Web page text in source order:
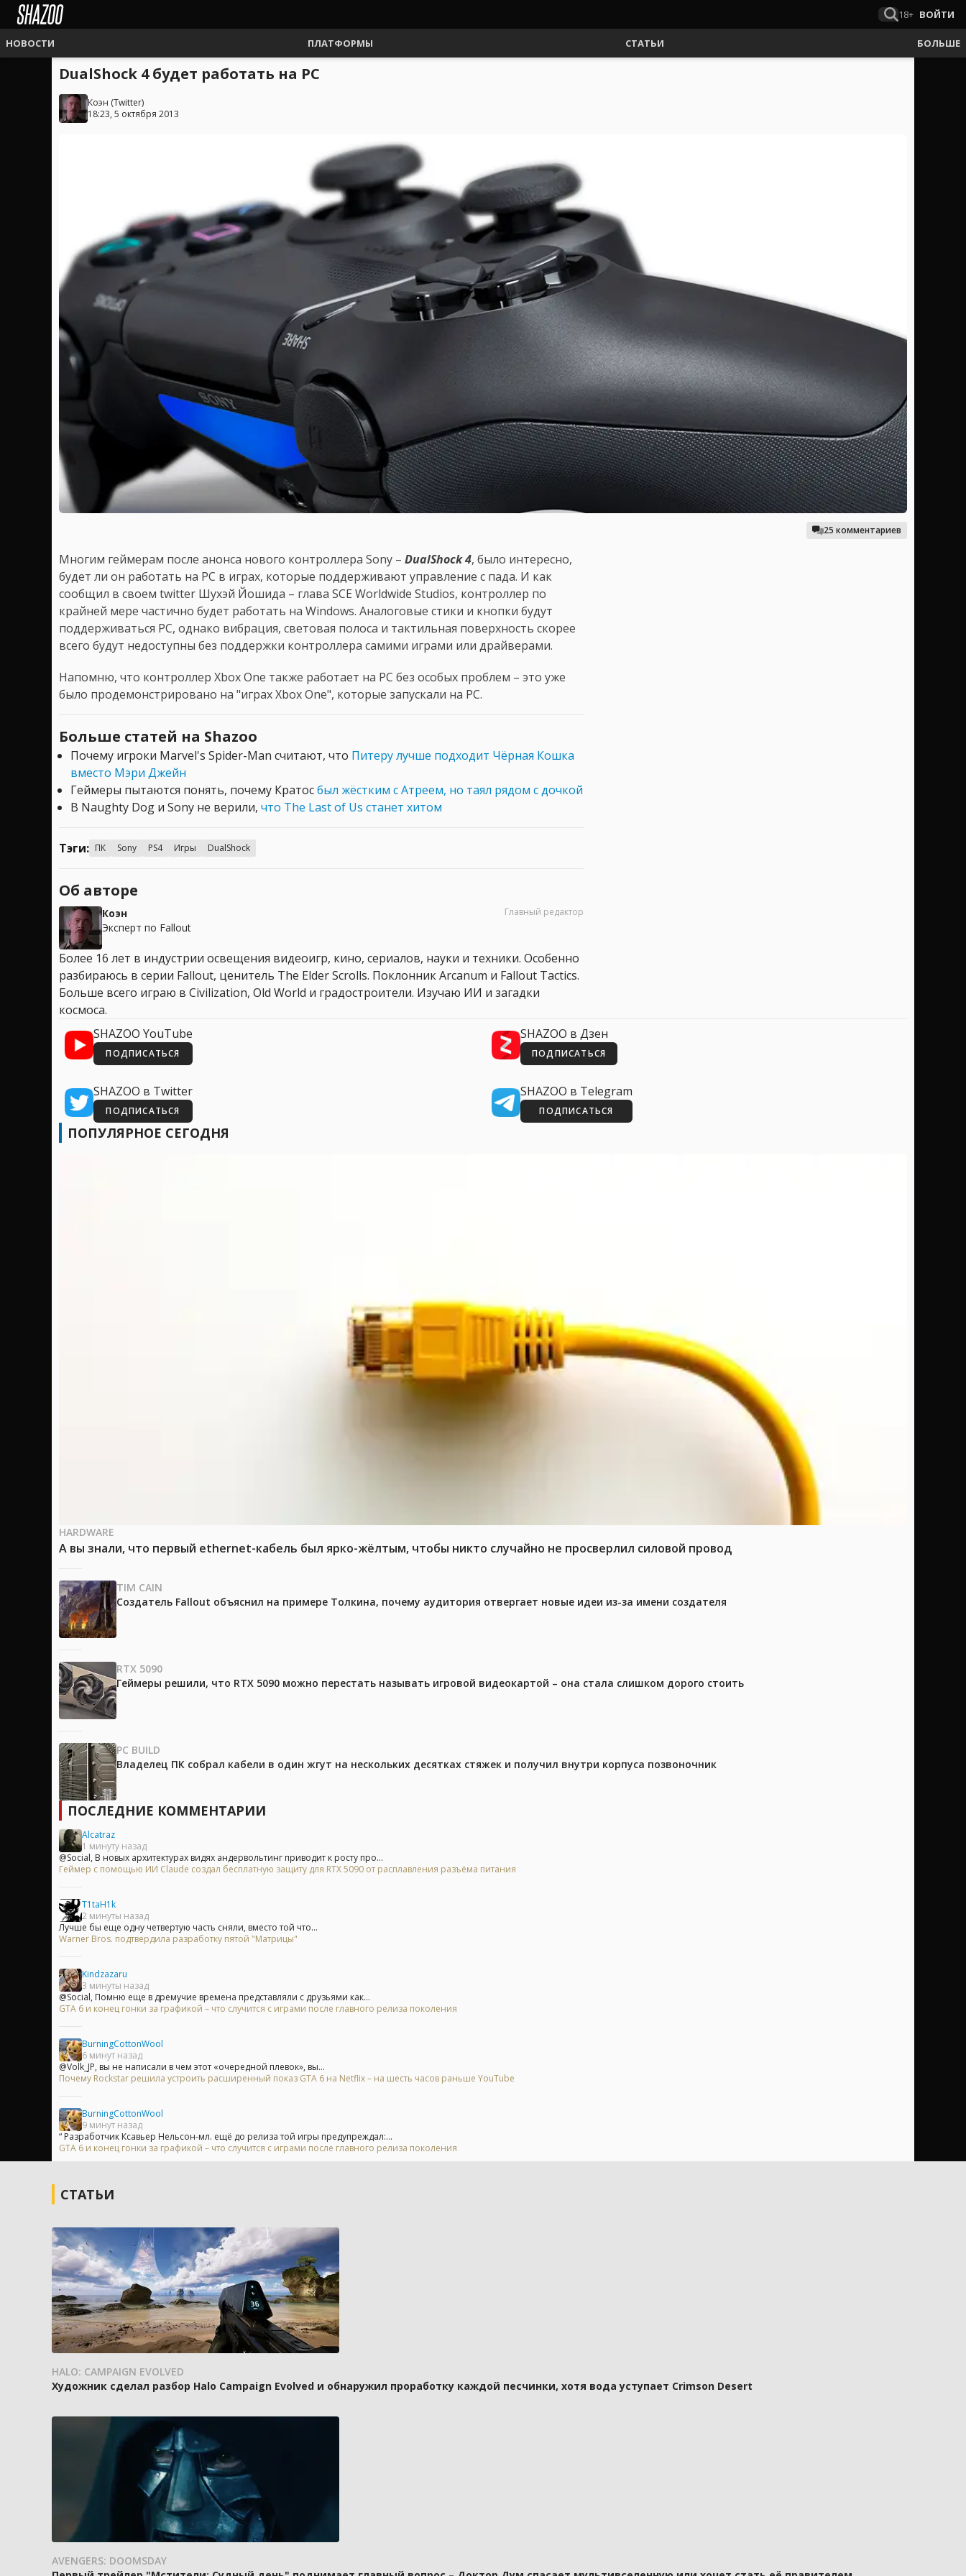
18+ ВОЙТИ
НОВОСТИ ПЛАТФОРМЫ СТАТЬИ БОЛЬШЕ
DualShock 4 будет работать на PC
Коэн (Twitter)
18:23, 5 октября 2013
25 комментариев
Многим геймерам после анонса нового контроллера Sony – DualShock 4, было интересно,
будет ли он работать на PC в играх, которые поддерживают управление с пада. И как
сообщил в своем twitter Шухэй Йошида – глава SCE Worldwide Studios, контроллер по
крайней мере частично будет работать на Windows. Аналоговые стики и кнопки будут
поддерживаться PC, однако вибрация, световая полоса и тактильная поверхность скорее
всего будут недоступны без поддержки контроллера самими играми или драйверами.
Напомню, что контроллер Xbox One также работает на PC без особых проблем – это уже
было продемонстрировано на "играх Xbox One", которые запускали на PC.
Больше статей на Shazoo
Почему игроки Marvel's Spider-Man считают, что Питеру лучше подходит Чёрная Кошка
вместо Мэри Джейн
Геймеры пытаются понять, почему Кратосбыл жёстким с Атреем, но таял рядом с дочкой
В Naughty Dog и Sony не верили, что The Last of Us станет хитом
Тэги: ПК Sony PS4 Игры DualShock
Об авторе
Коэн
Эксперт по Fallout
Главный редактор
Более 16 лет в индустрии освещения видеоигр, кино, сериалов, науки и техники. Особенно
разбираюсь в серии Fallout, ценитель The Elder Scrolls. Поклонник Arcanum и Fallout Tactics.
Больше всего играю в Civilization, Old World и градостроители. Изучаю ИИ и загадки
космоса.
SHAZOO YouTube
ПОДПИСАТЬСЯ
SHAZOO в Дзен
ПОДПИСАТЬСЯ
SHAZOO в Twitter
ПОДПИСАТЬСЯ
SHAZOO в Telegram
ПОДПИСАТЬСЯ
ПОПУЛЯРНОЕ СЕГОДНЯ
HARDWARE
А вы знали, что первый ethernet-кабель был ярко-жёлтым, чтобы никто случайно не просверлил силовой провод
TIM CAIN
Создатель Fallout объяснил на примере Толкина, почему аудитория отвергает новые идеи из-за имени создателя
RTX 5090
Геймеры решили, что RTX 5090 можно перестать называть игровой видеокартой – она стала слишком дорого стоить
PC BUILD
Владелец ПК собрал кабели в один жгут на нескольких десятках стяжек и получил внутри корпуса позвоночник
ПОСЛЕДНИЕ КОММЕНТАРИИ
Alcatraz
1 минуту назад
@Social, В новых архитектурах видях андервольтинг приводит к росту про...
Геймер с помощью ИИ Claude создал бесплатную защиту для RTX 5090 от расплавления разъёма питания
T1taH1k
2 минуты назад
Лучше бы еще одну четвертую часть сняли, вместо той что...
Warner Bros. подтвердила разработку пятой "Матрицы"
Kindzazaru
3 минуты назад
@Social, Помню еще в дремучие времена представляли с друзьями как...
GTA 6 и конец гонки за графикой – что случится с играми после главного релиза поколения
BurningCottonWool
6 минут назад
@Volk_JP, вы не написали в чем этот «очередной плевок», вы...
Почему Rockstar решила устроить расширенный показ GTA 6 на Netflix – на шесть часов раньше YouTube
BurningCottonWool
9 минут назад
“ Разработчик Ксавьер Нельсон-мл. ещё до релиза той игры предупреждал:...
GTA 6 и конец гонки за графикой – что случится с играми после главного релиза поколения
СТАТЬИ
HALO: CAMPAIGN EVOLVED
Художник сделал разбор Halo Campaign Evolved и обнаружил проработку каждой песчинки, хотя вода уступает Crimson Desert
AVENGERS: DOOMSDAY